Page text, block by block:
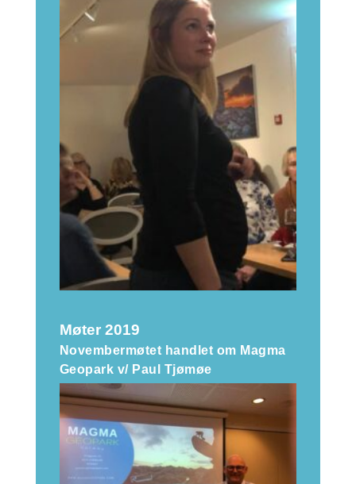
Møter 2019
Novembermøtet handlet om Magma
Geopark v/ Paul Tjømøe